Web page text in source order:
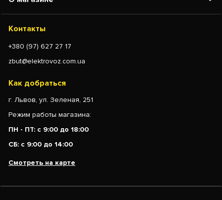
Контакты
+380 (97) 627 27 17
zbut@elektrovoz.com.ua
Как добраться
г. Львов, ул. Зеленая, 251
Режим работы магазина:
ПН - ПТ: с 9:00 до 18:00
СБ: с 9:00 до 14:00
Смотреть на карте